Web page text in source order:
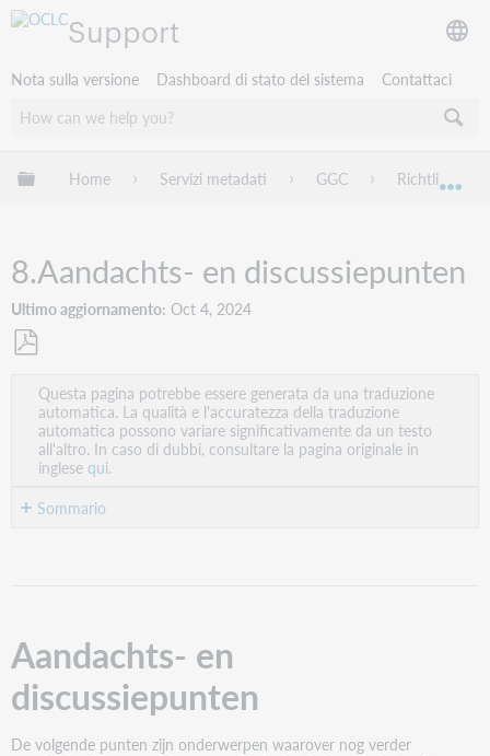
Support
Nota sulla versione Dashboard di stato del sistema Contattaci
Espandi/comprimi la gerarchia globale
Home Servizi metadati GGC Richtlijnen
8.Aandachts- en discussiepunten
Ultimo aggiornamento Oct 4, 2024
come
PDF
Questa pagina potrebbe essere generata da una traduzione
automatica. La qualità e l'accuratezza della traduzione
automatica possono variare significativamente da un testo
all'altro. In caso di dubbi, consultare la pagina originale in
inglesequi.
Sommario
en
schrift
van
het
record
Aandachts- en
discussiepunten
De volgende punten zijn onderwerpen waarover nog verder